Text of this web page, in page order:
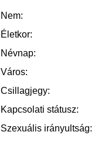
Nem:
Életkor:
Névnap:
Város:
Csillagjegy:
Kapcsolati státusz:
Szexuális irányultság: